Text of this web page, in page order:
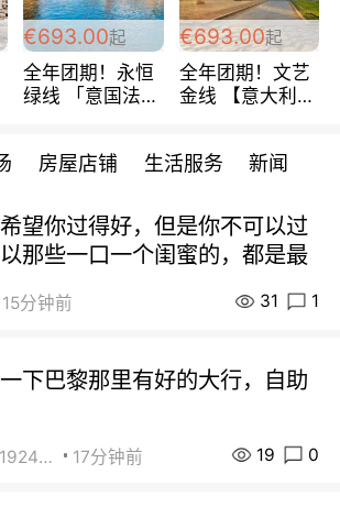
€693.00起
全年团期！永恒
绿线 「意国法
欧/天起 ~包拼房
€693.00起
全年团期！文艺
金线 【意大利一
每周铁发！
房屋店铺 生活服务 新闻
望你过得好，但是你不可以过
那些一口一个闺蜜的，都是最
15分钟前 31 1
下巴黎那里有好的大行，自助
街友31924072 17分钟前 19 0